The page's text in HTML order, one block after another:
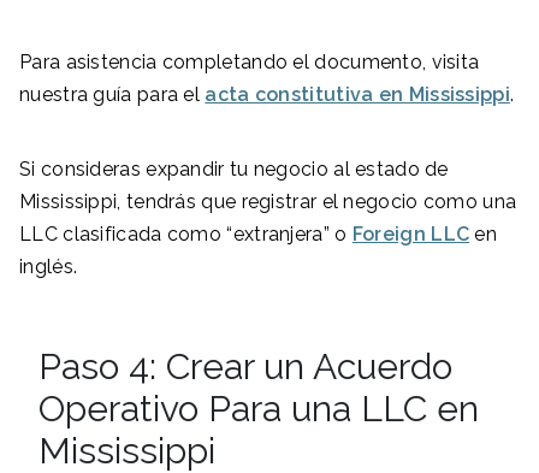
Para asistencia completando el documento, visita
nuestra guía para el acta constitutiva en Mississippi.
Si consideras expandir tu negocio al estado de
Mississippi, tendrás que registrar el negocio como una
LLC clasificada como “extranjera” o Foreign LLC en
inglés.
Paso 4: Crear un Acuerdo
Operativo Para una LLC en
Mississippi